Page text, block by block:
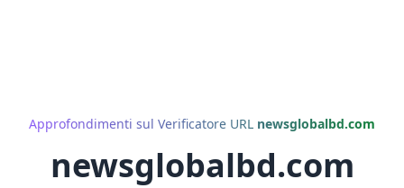
Approfondimenti sul Verificatore URL newsglobalbd.com
newsglobalbd.com